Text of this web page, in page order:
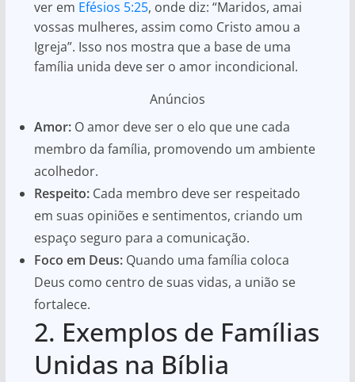
ver em Efésios 5:25, onde diz: “Maridos, amai
vossas mulheres, assim como Cristo amou a
Igreja”. Isso nos mostra que a base de uma
família unida deve ser o amor incondicional.
Anúncios
Amor:O amor deve ser o elo que une cada
membro da família, promovendo um ambiente
acolhedor.
Respeito:Cada membro deve ser respeitado
em suas opiniões e sentimentos, criando um
espaço seguro para a comunicação.
Foco em Deus:Quando uma família coloca
Deus como centro de suas vidas, a união se
fortalece.
2. Exemplos de Famílias
Unidas na Bíblia